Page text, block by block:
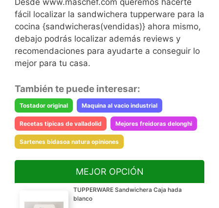
Desde www.maschef.com queremos hacerte
fácil localizar la sandwichera tupperware para la
cocina {sandwicheras(vendidas)} ahora mismo,
debajo podrás localizar además reviews y
recomendaciones para ayudarte a conseguir lo
mejor para tu casa.
También te puede interesar:
Tostador original Maquina al vacio industrial
Recetas tipicas de valladolid Mejores freidoras delonghi
Sartenes bidasoa natura opiniones
MEJOR OPCIÓN
TUPPERWARE Sandwichera Caja hada
blanco